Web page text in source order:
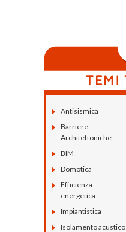
Antisismica
Barriere
Architettoniche
BIM
Domotica
Efficienza
energetica
Impiantistica
Isolamento acustico